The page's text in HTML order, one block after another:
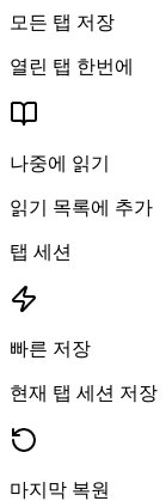
모든 탭 저장
열린 탭 한번에
나중에 읽기
읽기 목록에 추가
탭 세션
빠른 저장
현재 탭 세션 저장
마지막 복원